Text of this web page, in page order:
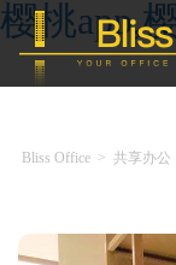
樱桃app,
Bliss Office > 共享办公